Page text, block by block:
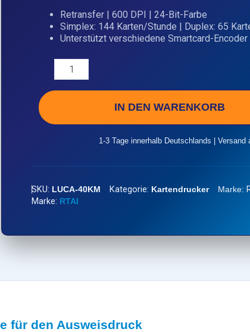
Retransfer | 600 DPI | 24-Bit-Farbe
Simplex: 144 Karten/Stunde | Duplex: 65
Unterstützt verschiedene Smartcard-Encoder
IN DEN WARENKORB
1-3 Tage innerhalb Deutschlands | Versand
SKU: LUCA-40KM Kategorie: Kartendrucker Marke:
Marke: RTAI
für den Ausweisdruck